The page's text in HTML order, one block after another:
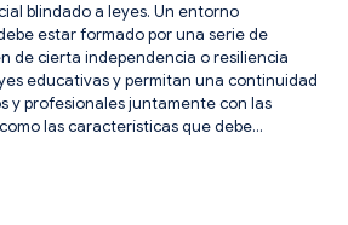
blindado a leyes. Un entorno
estar formado por una serie de
de cierta independencia o resiliencia
educativas y permitan una continuidad
y profesionales juntamente con las
las características que debe…